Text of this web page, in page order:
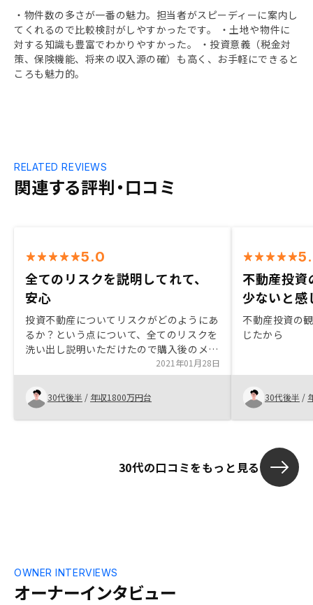
・物件数の多さが一番の魅力。担当者がスピーディーに案内し
てくれるので比較検討がしやすかったです。 ・土地や物件に
対する知識も豊富でわかりやすかった。 ・投資意義（税金対
策、保険機能、将来の収入源の確）も高く、お手軽にできると
ころも魅力的。
関連する評判・口コミ
RELATED REVIEWS
5.0
全てのリスクを説明してれて、
安心
投資不動産についてリスクがどのようにあ
るか？という点について、全てのリスクを
洗い出し説明いただけたので購入後のメリ
ット、デメリットを把握した上で意思決定
ができました。 自分で調べながら不明な
点はプロの担当者に質問ができレスポンス
良く回答いただけたので、購入まで進める
事ができました。
2021年01月28日
30代後半 / 年収1800万円台
不動産投資
少ないと感
不動産投資の
じたから
30代後半 /
30代の口コミをもっと見る
オーナーインタビュー
OWNER INTERVIEWS